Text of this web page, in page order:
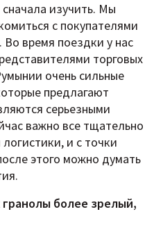
изучить. Мы
с покупателями
Во время поездки у нас
торговых
очень сильные
предлагают
серьезными
важно все тщательно
и с точки
этого можно думать
более зрелый,